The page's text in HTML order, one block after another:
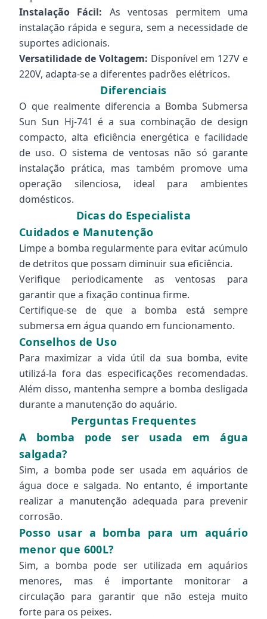
Instalação Fácil: As ventosas permitem uma
instalação rápida e segura, sem a necessidade de
suportes adicionais.
Versatilidade de Voltagem: Disponível em 127V e
220V, adapta-se a diferentes padrões elétricos.
Diferenciais
O que realmente diferencia a Bomba Submersa
Sun Sun Hj-741 é a sua combinação de design
compacto, alta eficiência energética e facilidade
de uso. O sistema de ventosas não só garante
instalação prática, mas também promove uma
operação silenciosa, ideal para ambientes
domésticos.
Dicas do Especialista
Cuidados e Manutenção
Limpe a bomba regularmente para evitar acúmulo
de detritos que possam diminuir sua eficiência.
Verifique periodicamente as ventosas para
garantir que a fixação continua firme.
Certifique-se de que a bomba está sempre
submersa em água quando em funcionamento.
Conselhos de Uso
Para maximizar a vida útil da sua bomba, evite
utilizá-la fora das especificações recomendadas.
Além disso, mantenha sempre a bomba desligada
durante a manutenção do aquário.
Perguntas Frequentes
A bomba pode ser usada em água
salgada?
Sim, a bomba pode ser usada em aquários de
água doce e salgada. No entanto, é importante
realizar a manutenção adequada para prevenir
corrosão.
Posso usar a bomba para um aquário
menor que 600L?
Sim, a bomba pode ser utilizada em aquários
menores, mas é importante monitorar a
circulação para garantir que não esteja muito
forte para os peixes.